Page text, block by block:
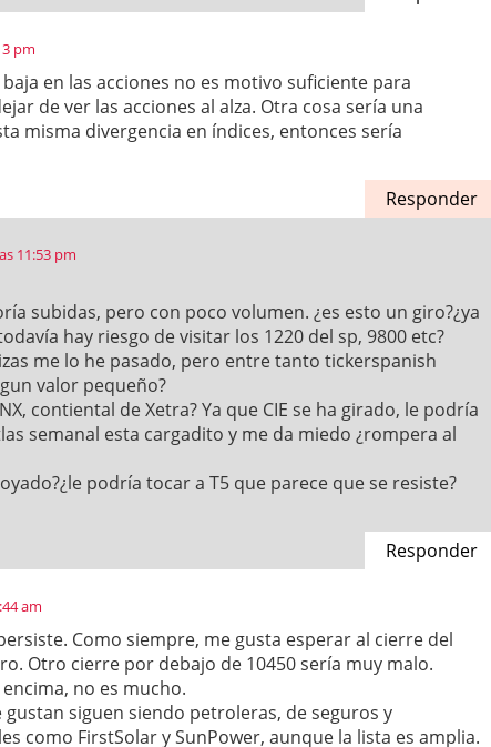
pm
baja en las acciones no es motivo suficiente para
de ver las acciones al alza. Otra cosa sería una
misma divergencia en índices, entonces sería
Responder
11:53 pm
subidas, pero con poco volumen. ¿es esto un giro?¿ya
hay riesgo de visitar los 1220 del sp, 9800 etc?
me lo he pasado, pero entre tanto tickerspanish
valor pequeño?
contiental de Xetra? Ya que CIE se ha girado, le podría
semanal esta cargadito y me da miedo ¿rompera al
podría tocar a T5 que parece que se resiste?
Responder
am
Como siempre, me gusta esperar al cierre del
Otro cierre por debajo de 10450 sería muy malo.
no es mucho.
gustan siguen siendo petroleras, de seguros y
como FirstSolar y SunPower, aunque la lista es amplia.